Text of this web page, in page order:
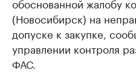
обоснованной жалобу
(Новосибирск) на
допуске к закупке,
управлении контроля
ФАС.